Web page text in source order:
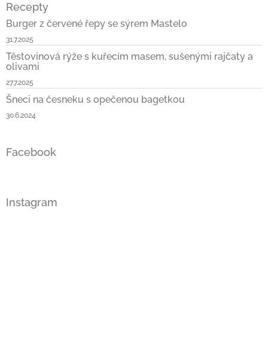
Recepty
Burger z červené řepy se sýrem Mastelo
31.7.2025
Těstovinová rýže s kuřecím masem, sušenými rajčaty a
olivami
27.7.2025
Šneci na česneku s opečenou bagetkou
30.6.2024
Facebook
Instagram